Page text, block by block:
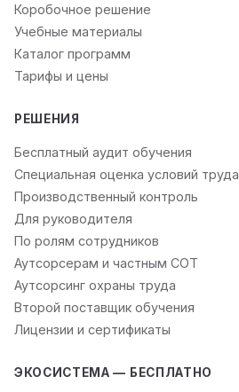
Коробочное решение
Учебные материалы
Каталог программ
Тарифы и цены
РЕШЕНИЯ
Бесплатный аудит обучения
Специальная оценка условий труда
Производственный контроль
Для руководителя
По ролям сотрудников
Аутсорсерам и частным СОТ
Аутсорсинг охраны труда
Второй поставщик обучения
Лицензии и сертификаты
ЭКОСИСТЕМА — БЕСПЛАТНО